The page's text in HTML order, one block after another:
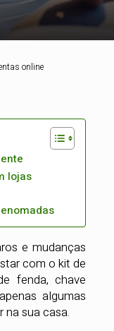
online
lojas
e mudanças
com o kit de
fenda, chave
algumas
sua casa.